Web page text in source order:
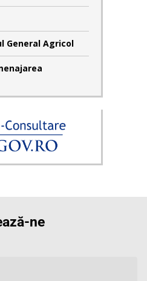
General Agricol